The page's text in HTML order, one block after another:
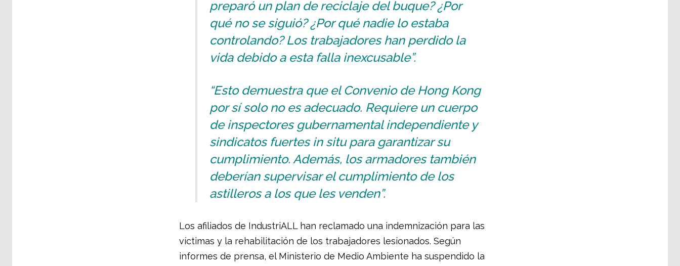
preparó un plan de reciclaje del buque? ¿Por
qué no se siguió? ¿Por qué nadie lo estaba
controlando? Los trabajadores han perdido la
vida debido a esta falla inexcusable”.
“Esto demuestra que el Convenio de Hong Kong
por sí solo no es adecuado. Requiere un cuerpo
de inspectores gubernamental independiente y
sindicatos fuertes in situ para garantizar su
cumplimiento. Además, los armadores también
deberían supervisar el cumplimiento de los
astilleros a los que les venden”.
Los afiliados de IndustriALL han reclamado una indemnización para las
víctimas y la rehabilitación de los trabajadores lesionados. Según
informes de prensa, el Ministerio de Medio Ambiente ha suspendido la